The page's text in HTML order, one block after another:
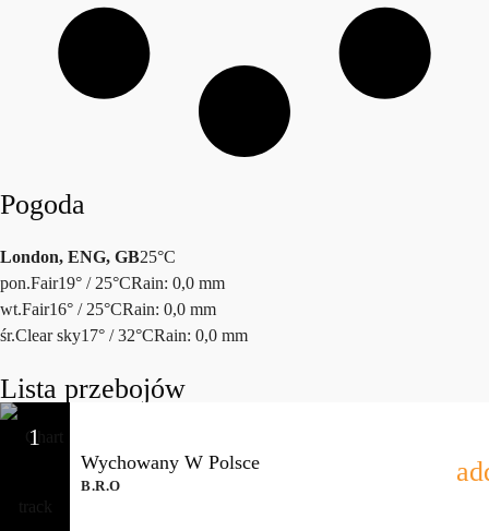
Pogoda
London, ENG, GB25°C
pon.Fair19° / 25°CRain: 0,0 mm
wt.Fair16° / 25°CRain: 0,0 mm
śr.Clear sky17° / 32°CRain: 0,0 mm
Lista przebojów
1
Wychowany W Polsce
B.R.O